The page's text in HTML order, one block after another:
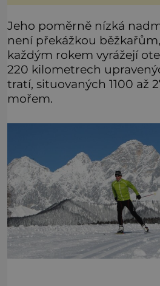
mořských
Jeho poměrně nízká
není překážkou
každým rokem vyrážejí
220 kilometrech
tratí, situovaných 1100 až
mořem.